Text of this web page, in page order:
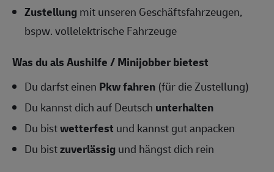
Zustellungmit unseren Geschäftsfahrzeugen,
bspw. vollelektrische Fahrzeuge
Was du als Aushilfe / Minijobber bietest
Du darfst einen Pkw fahren (für die Zustellung)
Du kannst dich auf Deutsch unterhalten
Du bistwetterfest und kannst gut anpacken
Du bistzuverlässigund hängst dich rein